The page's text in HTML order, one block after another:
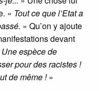
« Tout ce que l’Etat a
» Qu’on y ajoute
devant
Une espèce de
pour des racistes !
de même !»